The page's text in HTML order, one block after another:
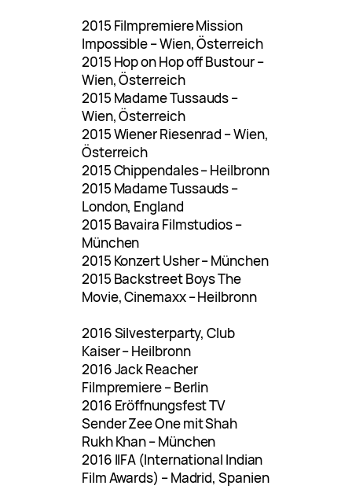
2015 Filmpremiere Mission
Impossible – Wien, Österreich
2015 Hop on Hop off Bustour –
Wien, Österreich
2015 Madame Tussauds –
Wien, Österreich
2015 Wiener Riesenrad – Wien,
Österreich
2015 Chippendales – Heilbronn
2015 Madame Tussauds –
London, England
2015 Bavaira Filmstudios –
München
2015 Konzert Usher – München
2015 Backstreet Boys The
Movie, Cinemaxx – Heilbronn
2016 Silvesterparty, Club
Kaiser – Heilbronn
2016 Jack Reacher
Filmpremiere – Berlin
2016 Eröffnungsfest TV
Sender Zee One mit Shah
Rukh Khan – München
2016 IIFA (International Indian
Film Awards) – Madrid, Spanien